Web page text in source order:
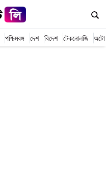
পশ্চিমবঙ্গ দেশ বিদেশ টেকনোলজি অটো